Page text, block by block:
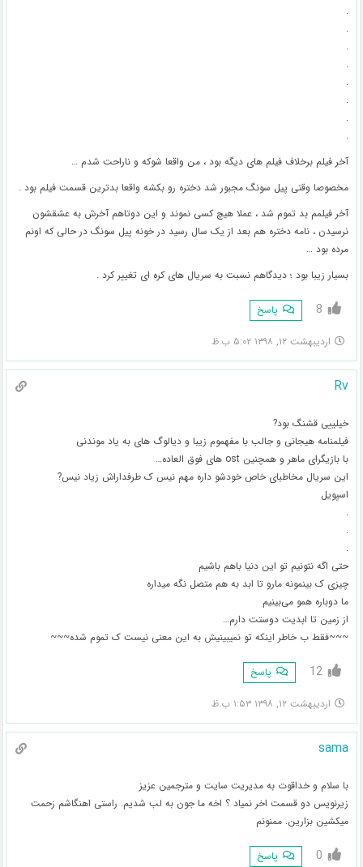
.
.
.
.
.
.
.
.
آخر فیلم برخلاف فیلم های دیگه بود ، من واقعا شوکه و ناراحت شدم …
مخصوصا وقتی پیل سونگ مجبور شد دختره رو بکشه واقعا بدترین قسمت فیلم بود .
آخر فیلمم بد تموم شد ، عملا هیچ کسی نموند و این دوتاهم آخرش به عشقشون
نرسیدن ، نامه دختره هم بعد از یک سال رسید در خونه پیل سونگ در حالی که اونم
مرده بود …
بسیار زیبا بود ؛ دیدگاهم نسبت به سریال های کره ای تغییر کرد .
8 پاسخ
اردیبهشت ۱۲, ۱۳۹۸ ۵:۰۲ ب.ظ
Rv
خیلییی قشنگ بود?
فیلمنامه هیجانی و جالب با مفهموم زیبا و دیالوگ های به یاد موندنی
با بازیگرای ماهر و همچنین ost های فوق العاده…
این سریال مخاطبای خاص خودشو داره مهم نیس ک طرفداراش زیاد نیس?
اسپویل
.
.
.
حتی اگه نتونیم تو این دنیا باهم باشیم
چیزی ک بینمونه مارو تا ابد به هم متصل نگه میداره
ما دوباره همو می‌بینیم
از زمین تا ابدیت دوستت دارم…
~~~فقط ب خاطر اینکه تو نمیبینیش به این معنی نیست ک تموم شده~~~
12 پاسخ
اردیبهشت ۱۲, ۱۳۹۸ ۱:۵۳ ب.ظ
sama
با سلام و خداقوت به مدیریت سایت و مترجمین عزیز
زیرنویس دو قسمت اخر نمیاد ؟ اخه ما جون به لب شدیم. راستی اهنگاشم زحمت
میکشین بزارین. ممنونم
0 پاسخ